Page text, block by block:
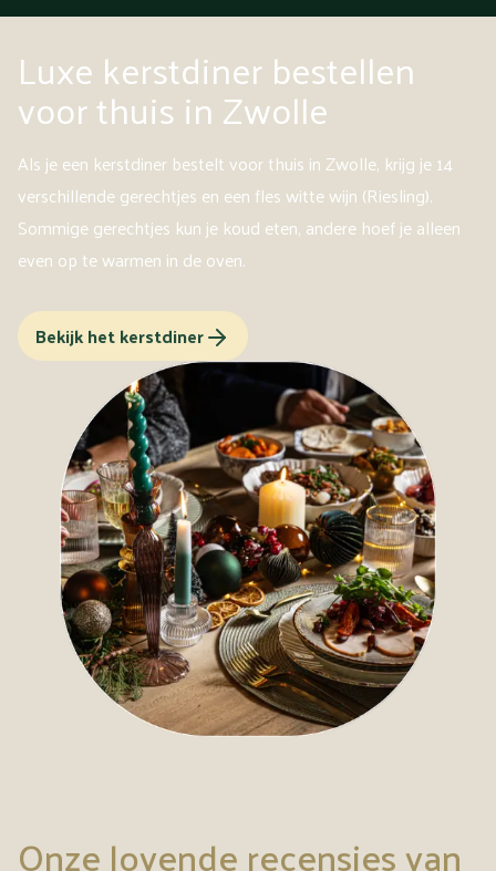
Luxe kerstdiner bestellen
voor thuis in Zwolle
Als je een kerstdiner bestelt voor thuis in Zwolle, krijg je 14
verschillende gerechtjes en een fles witte wijn (Riesling).
Sommige gerechtjes kun je koud eten, andere hoef je alleen
even op te warmen in de oven.
Bekijk het kerstdiner
Onze lovende recensies van